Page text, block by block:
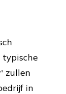
typische
zullen
in